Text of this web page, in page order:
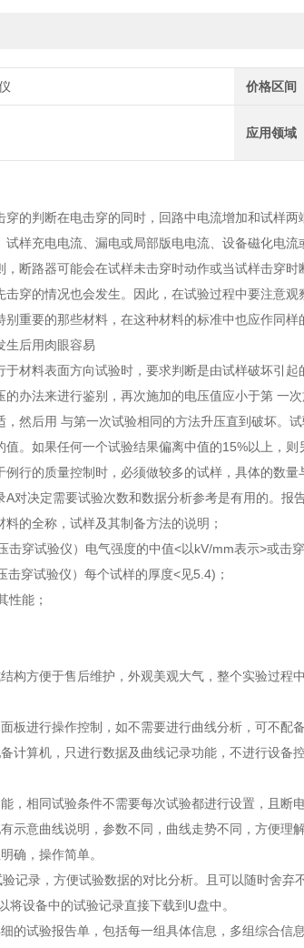
价格区间
应用领域
穿的判断在电击穿的同时，回路中电流增加和试样
试样充电电流、漏电或局部版电电流、设备磁化电
，断路器可能会在试样未击穿时动作或当试样击穿
穿的情况也会发生。因此，在试验过程中要注意
别重要的那些材料，在这种材料的标准中也应作同
生后用肉眼容易
于材料表面方向试验时，要求判断是由试样破坏引
的办法来进行鉴别，再次施加的电压值应小于第 一
，然后用 与第一次试验相同的方法升压直到破坏。
值。如果任何一个试验结果偏离中值的15%以上，
例行的质量控制时，必须做较多的试样，具体的数
A对决定需要试验次数和数据分析参考是有用的。
的全称，试样及其制备方法的说明；
击穿试验仪）电气强度的中值<以kV/mm表示>或击
穿试验仪）每个试样的厚度<见5.4)；
性能；
构方便于售后维护，外观美观大气，整个实验过程
板进行操作控制，如不需要进行曲线分析，可不配备
计算机，只进行数据及曲线记录功能，不进行设备
，相同试验条件不需要每次试验都进行设置，且断
示意曲线说明，参数不同，曲线走势不同，方便理解
确，操作简单。
记录，方便试验数据的对比分析。且可以随时舍弃
将设备中的试验记录直接下载到U盘中。
的试验报告单，包括每一组具体信息，多组综合信息